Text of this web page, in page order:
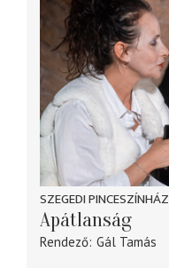
SZEGEDI PINCESZÍNHÁZ
Apátlanság
Rendező Gál Tamás